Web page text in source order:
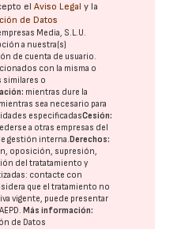
elAviso Legal y la
de Datos
Media, S.L.U.
a nuestra(s)
de cuenta de usuario.
con la misma o
similares o
mientras dure la
sea necesario para
especificadasCesión:
a otras empresas del
gestión interna. Derechos:
oposición, supresión,
del tratatamiento y
contacte con
que el tratamiento no
vigente, puede presentar
AEPD. Más información:
de Datos